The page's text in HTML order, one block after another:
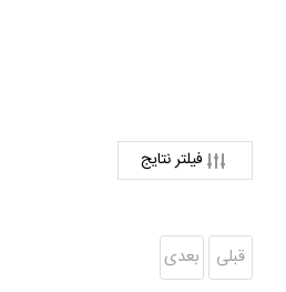
فیلتر نتایج
قبلی بعدی